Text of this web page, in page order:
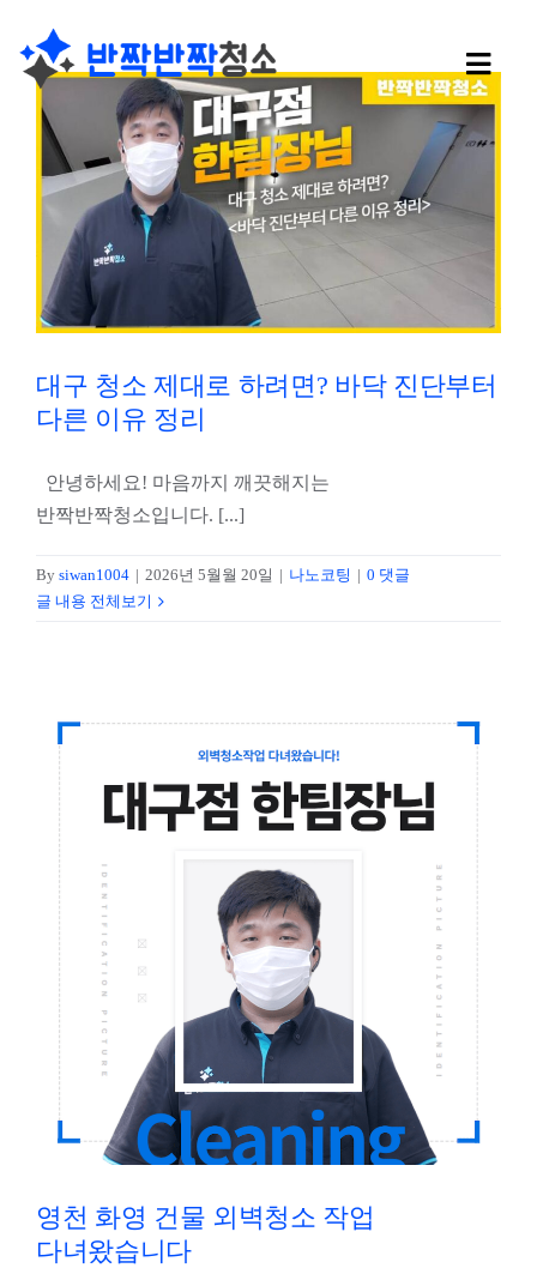
회사소개
사무실청소
유리창 청소
특수 청소
작업 후기
대구 청소 제대로 하려면? 바닥 진단부터
다른 이유 정리
안녕하세요! 마음까지 깨끗해지는
반짝반짝청소입니다. [...]
By siwan1004 | 2026년 5월월 20일 | 나노코팅 | 0 댓글
글 내용 전체보기
영천 화영 건물 외벽청소 작업
다녀왔습니다